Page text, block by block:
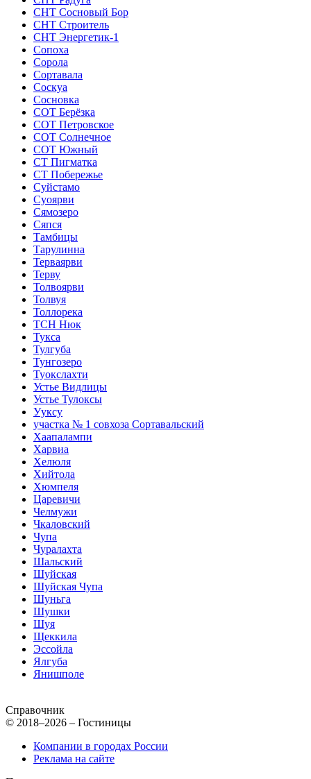
СНТ Сосновый Бор
СНТ Строитель
СНТ Энергетик-1
Сопоха
Сорола
Сортавала
Соскуа
Сосновка
СОТ Берёзка
СОТ Петровское
СОТ Солнечное
СОТ Южный
СТ Пигматка
СТ Побережье
Суйстамо
Суоярви
Сямозеро
Сяпся
Тамбицы
Тарулинна
Терваярви
Терву
Толвоярви
Толвуя
Толлорека
ТСН Нюк
Тукса
Тулгуба
Тунгозеро
Туокслахти
Устье Видлицы
Устье Тулоксы
Ууксу
участка № 1 совхоза Сортавальский
Хаапалампи
Харвиа
Хелюля
Хийтола
Хюмпеля
Царевичи
Челмужи
Чкаловский
Чупа
Чуралахта
Шальский
Шуйская
Шуйская Чупа
Шуньга
Шушки
Шуя
Щеккила
Эссойла
Ялгуба
Янишполе
Справочник
© 2018–2026 – Гостиницы
Компании в городах России
Реклама на сайте